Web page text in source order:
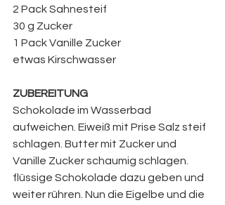
2 Pack Sahnesteif
30 g Zucker
1 Pack Vanille Zucker
etwas Kirschwasser
ZUBEREITUNG
Schokolade im Wasserbad
aufweichen. Eiweiß mit Prise Salz steif
schlagen. Butter mit Zucker und
Vanille Zucker schaumig schlagen.
flüssige Schokolade dazu geben und
weiter rühren. Nun die Eigelbe und die